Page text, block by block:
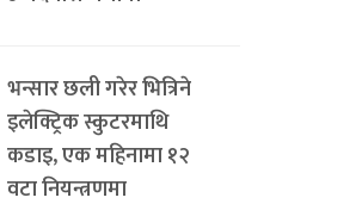
भन्सार छली गरेर भित्रिने
इलेक्ट्रिक स्कुटरमाथि
कडाइ, एक महिनामा १२
वटा नियन्त्रणमा